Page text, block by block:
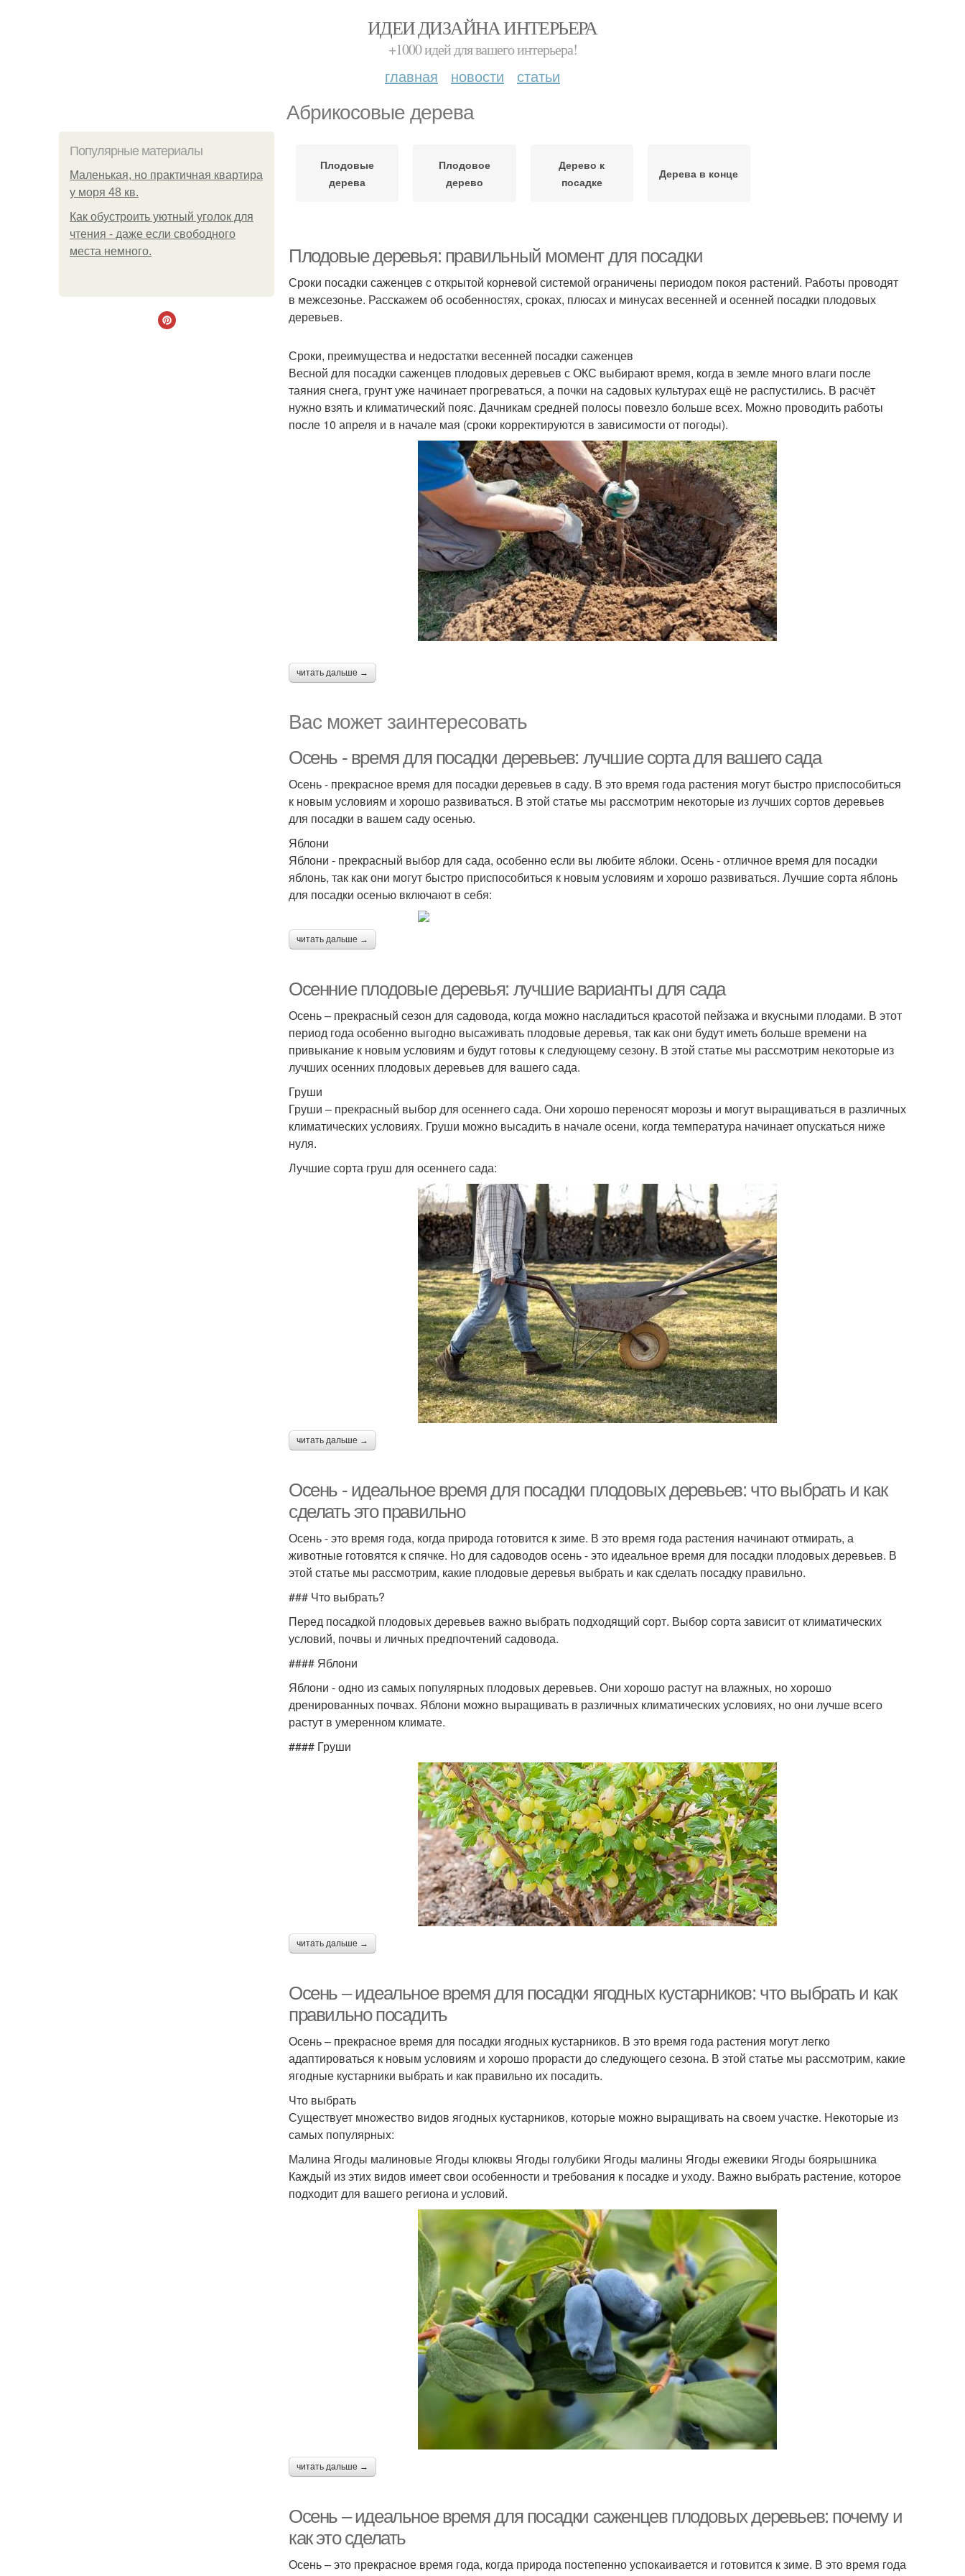
ИДЕИ ДИЗАЙНА ИНТЕРЬЕРА
+1000 идей для вашего интерьера!
главная новости статьи
Абрикосовые дерева
Популярные материалы
Маленькая, но практичная квартира
у моря 48 кв.
Как обустроить уютный уголок для
чтения - даже если свободного
места немного.
Плодовые
дерева
Плодовое
дерево
Дерево к
посадке
Дерева в конце
Плодовые деревья: правильный момент для посадки
Сроки посадки саженцев с открытой корневой системой ограничены периодом покоя растений. Работы проводят
в межсезонье. Расскажем об особенностях, сроках, плюсах и минусах весенней и осенней посадки плодовых
деревьев.
Сроки, преимущества и недостатки весенней посадки саженцев
Весной для посадки саженцев плодовых деревьев с ОКС выбирают время, когда в земле много влаги после
таяния снега, грунт уже начинает прогреваться, а почки на садовых культурах ещё не распустились. В расчёт
нужно взять и климатический пояс. Дачникам средней полосы повезло больше всех. Можно проводить работы
после 10 апреля и в начале мая (сроки корректируются в зависимости от погоды).
читать дальше →
Вас может заинтересовать
Осень - время для посадки деревьев: лучшие сорта для вашего сада
Осень - прекрасное время для посадки деревьев в саду. В это время года растения могут быстро приспособиться
к новым условиям и хорошо развиваться. В этой статье мы рассмотрим некоторые из лучших сортов деревьев
для посадки в вашем саду осенью.
Яблони
Яблони - прекрасный выбор для сада, особенно если вы любите яблоки. Осень - отличное время для посадки
яблонь, так как они могут быстро приспособиться к новым условиям и хорошо развиваться. Лучшие сорта яблонь
для посадки осенью включают в себя:
читать дальше →
Осенние плодовые деревья: лучшие варианты для сада
Осень – прекрасный сезон для садовода, когда можно насладиться красотой пейзажа и вкусными плодами. В этот
период года особенно выгодно высаживать плодовые деревья, так как они будут иметь больше времени на
привыкание к новым условиям и будут готовы к следующему сезону. В этой статье мы рассмотрим некоторые из
лучших осенних плодовых деревьев для вашего сада.
Груши
Груши – прекрасный выбор для осеннего сада. Они хорошо переносят морозы и могут выращиваться в различных
климатических условиях. Груши можно высадить в начале осени, когда температура начинает опускаться ниже
нуля.
Лучшие сорта груш для осеннего сада:
читать дальше →
Осень - идеальное время для посадки плодовых деревьев: что выбрать и как
сделать это правильно
Осень - это время года, когда природа готовится к зиме. В это время года растения начинают отмирать, а
животные готовятся к спячке. Но для садоводов осень - это идеальное время для посадки плодовых деревьев. В
этой статье мы рассмотрим, какие плодовые деревья выбрать и как сделать посадку правильно.
### Что выбрать?
Перед посадкой плодовых деревьев важно выбрать подходящий сорт. Выбор сорта зависит от климатических
условий, почвы и личных предпочтений садовода.
#### Яблони
Яблони - одно из самых популярных плодовых деревьев. Они хорошо растут на влажных, но хорошо
дренированных почвах. Яблони можно выращивать в различных климатических условиях, но они лучше всего
растут в умеренном климате.
#### Груши
читать дальше →
Осень – идеальное время для посадки ягодных кустарников: что выбрать и как
правильно посадить
Осень – прекрасное время для посадки ягодных кустарников. В это время года растения могут легко
адаптироваться к новым условиям и хорошо прорасти до следующего сезона. В этой статье мы рассмотрим, какие
ягодные кустарники выбрать и как правильно их посадить.
Что выбрать
Существует множество видов ягодных кустарников, которые можно выращивать на своем участке. Некоторые из
самых популярных:
Малина Ягоды малиновые Ягоды клюквы Ягоды голубики Ягоды малины Ягоды ежевики Ягоды боярышника
Каждый из этих видов имеет свои особенности и требования к посадке и уходу. Важно выбрать растение, которое
подходит для вашего региона и условий.
читать дальше →
Осень – идеальное время для посадки саженцев плодовых деревьев: почему и
как это сделать
Осень – это прекрасное время года, когда природа постепенно успокаивается и готовится к зиме. В это время года